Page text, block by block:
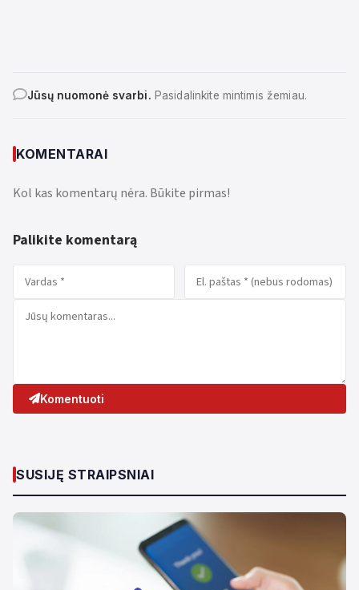
Jūsų nuomonė svarbi. Pasidalinkite mintimis žemiau.
KOMENTARAI
Kol kas komentarų nėra. Būkite pirmas!
Palikite komentarą
Komentuoti
SUSIJĘ STRAIPSNIAI